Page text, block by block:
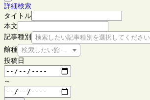
詳細検索
タイトル
本文
記事種別
検索したい記事種別を選択してください
館種 検索したい館種を選択してください
投稿日
～